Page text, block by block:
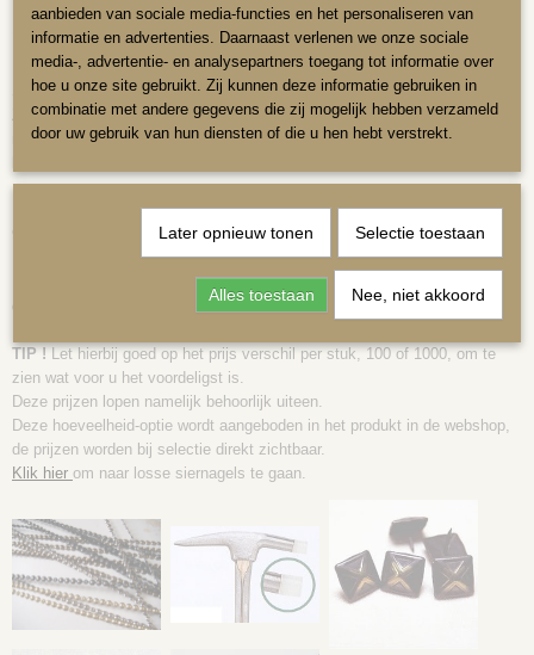
Siernagelstrips
Siernagelstrips zijn een veelgebruikt afwerkingsmiddel.
Ze worden bevestigd over het niet-werk, hierdoor zullen de nietjes niet
meer zichtbaar zijn.
De strips zijn 1 meter lang, de nageltjes hebben een doorsnede van
Na elke 4 sierkopjes, wordt een echt siernageltje door een gaatje geprikt.
In totaal heeft u 20 nageltjes per strip nodig, de prijs per strip is inclusief
TIP !Let hierbij goed op het prijs verschil per stuk, 100 of 1000, om te
zien wat voor u het voordeligst is.
Deze prijzen lopen namelijk behoorlijk uiteen.
Deze hoeveelheid-optie wordt aangeboden in het produkt in de webshop,
de prijzen worden bij selectie direkt zichtbaar.
Klik hier om naar losse siernagels te gaan.
| KUSSENS OP MAAT
aanbieden van sociale media-functies en het personaliseren van
informatie en advertenties. Daarnaast verlenen we onze sociale
media-, advertentie- en analysepartners toegang tot informatie over
hoe u onze site gebruikt. Zij kunnen deze informatie gebruiken in
combinatie met andere gegevens die zij mogelijk hebben verzameld
door uw gebruik van hun diensten of die u hen hebt verstrekt.
Later opnieuw tonen Selectie toestaan
Alles toestaan Nee, niet akkoord